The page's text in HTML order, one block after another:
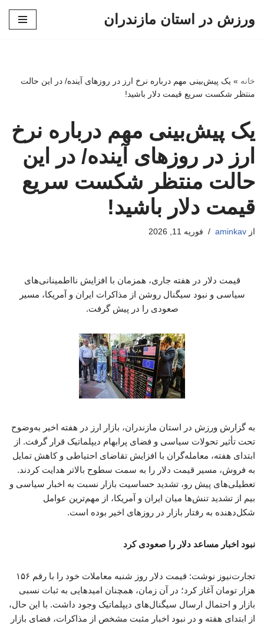
ورزش در استان مازندران
خانه » یک پیش‌بینی مهم درباره نرخ ارز در روزهای آینده/ در این حالت
منتظر شکست سریع قیمت دلار باشید!
یک پیش‌بینی مهم درباره نرخ
ارز در روزهای آینده/ در این
حالت منتظر شکست سریع
قیمت دلار باشید!
از aminkav فوریه 11, 2026
قیمت دلار در هفته جاری، همزمان با افزایش نااطمینانی‌های
سیاسی و نبود سیگنال روشن از مذاکرات ایران و آمریکا، مسیر
صعودی را در پیش گرفت.
به گزارش ورزش در استان مازندران، بازار ارز در هفته اخیر به‌وضوح
تحت تأثیر تحولات سیاسی و فضای پرابهام دیپلماتیک قرار گرفت. از
ابتدای هفته، معامله‌گران با افزایش تقاضای احتیاطی و کاهش تمایل
به فروش، مسیر قیمت دلار را به سمت سطوح بالاتر هدایت کردند.
تعطیلی‌های پیش رو، تشدید حساسیت بازار نسبت به اخبار سیاسی و
بیم از تشدید تنش‌ها میان ایران و آمریکا، از مهم‌ترین عوامل
شکل‌دهنده به رفتار بازار در روزهای اخیر بوده است.
نبود اخبار مساعد دلار را صعودی کرد
تجارت‌نیوز نوشت: قیمت دلار روز شنبه معاملات خود را با رقم ۱۵۶
هزار تومان آغاز کرد؛ در آن زمان، همچنان امیدهایی به ثبات نسبی
بازار و احتمال ارسال سیگنال‌های دیپلماتیک وجود داشت. با این حال،
از ابتدای هفته و در نبود اخبار مثبت مشخص از مذاکرات، فضای بازار